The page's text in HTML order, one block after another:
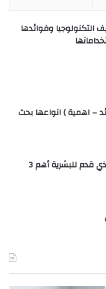
وفوائدها
– اهمية ) انواعها بحث
نيكولا تسلا المخترع الذي قدم للبشرية أهم 3